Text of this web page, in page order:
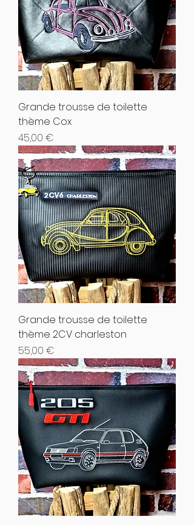
Grande trousse de toilette
thème Cox
Hinta
45,00 €
Grande trousse de toilette
thème 2CV charleston
Hinta
55,00 €